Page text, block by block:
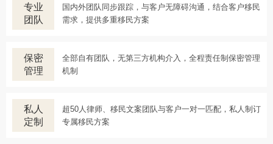
专业
团队
国内外团队同步跟踪，与客户无障碍沟通，结合客户移民
需求，提供多重移民方案
保密
管理
全部自有团队，无第三方机构介入，全程责任制保密管理
机制
私人
定制
超50人律师、移民文案团队与客户一对一匹配，私人制订
专属移民方案